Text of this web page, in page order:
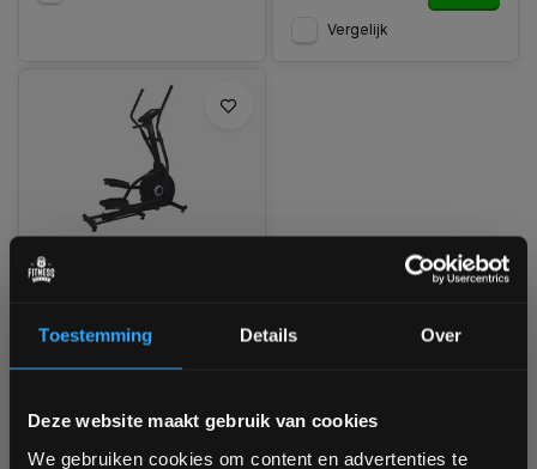
Toestemming Details Over
Deze website maakt gebruik van cookies
We gebruiken cookies om content en advertenties te
Vergelijk
Toorx ERX-400 Front-
Inklapbaar
Niet op voorraad, vraag naar
Bam! 5% korting op je volgende